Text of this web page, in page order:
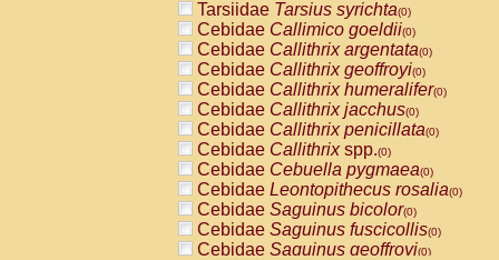
Tarsiidae Tarsius syrichta(0)
Cebidae Callimico goeldii(0)
Cebidae Callithrix argentata(0)
Cebidae Callithrix geoffroyi(0)
Cebidae Callithrix humeralifer(0)
Cebidae Callithrix jacchus(0)
Cebidae Callithrix penicillata(0)
Cebidae Callithrixspp.(0)
Cebidae Cebuella pygmaea(0)
Cebidae Leontopithecus rosalia(0)
Cebidae Saguinus bicolor(0)
Cebidae Saguinus fuscicollis(0)
Cebidae Saguinus geoffroyi(0)